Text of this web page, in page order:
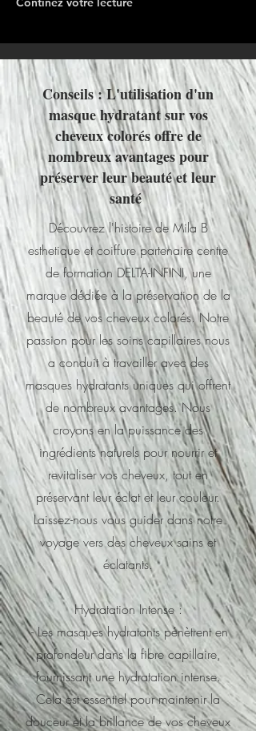
Conseils : L'utilisation d'un
masque hydratant sur vos
cheveux colorés offre de
nombreux avantages pour
préserver leur beauté et leur
santé
Découvrez l'histoire de Mila B
esthetique et coiffure partenaire centre
de formation DELTA-INFINI, une
marque dédiée à la préservation de la
beauté de vos cheveux colorés. Notre
passion pour les soins capillaires nous
a conduit à travailler avec des
masques hydratants uniques qui offrent
de nombreux avantages. Nous
croyons en la puissance des
ingrédients naturels pour nourrir et
revitaliser vos cheveux, tout en
préservant leur éclat et leur couleur.
Laissez-nous vous guider dans notre
voyage vers des cheveux sains et
éclatants.
Hydratation Intense :
- Les masques hydratants pénètrent en
profondeur dans la fibre capillaire,
fournissant une hydratation intense.
Cela est essentiel pour maintenir la
douceur et la brillance de vos cheveux